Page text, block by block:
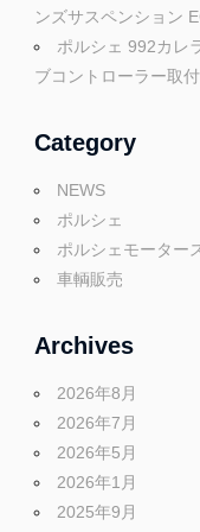
ンズサスペンション
ポルシェ 992カレ
ブコントローラー取
Category
NEWS
ポルシェ
ポルシェモーター
車輌販売
Archives
2026年8月
2026年7月
2026年5月
2026年1月
2025年9月